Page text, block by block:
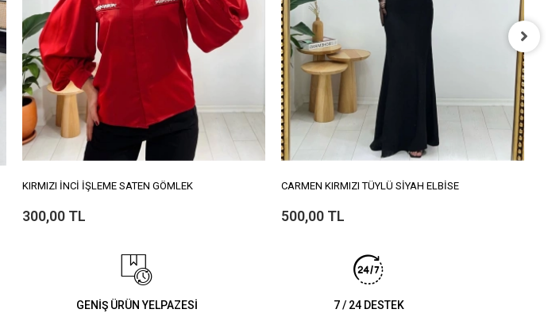
KIRMIZI İNCİ İŞLEME SATEN GÖMLEK
300,00 TL
CARMEN KIRMIZI TÜYLÜ SİYAH ELBİSE
500,00 TL
GENİŞ ÜRÜN YELPAZESİ 7 / 24 DESTEK